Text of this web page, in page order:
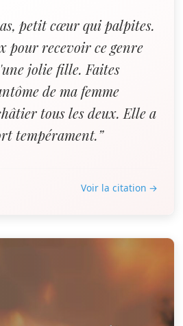
petit cœur qui palpites.
pour recevoir ce genre
jolie fille. Faites
de ma femme
tous les deux. Elle a
tempérament.”
Voir la citation →